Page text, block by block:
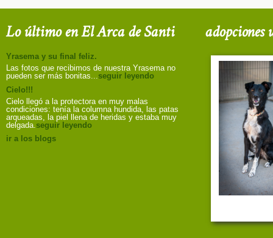
Lo último en El Arca de Santi
Yrasema y su final feliz.
Las fotos que recibimos de nuestra Yrasema no
pueden ser más bonitas...seguir leyendo
Cielo!!!
Cielo llegó a la protectora en muy malas
condiciones: tenía la columna hundida, las patas
arqueadas, la piel llena de heridas y estaba muy
delgada.seguir leyendo
ir a los blogs
adopciones